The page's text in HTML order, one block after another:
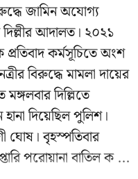
জামিন অযোগ্য
দিল্লীর আদালত। ২০২১
কর্মসূচিতে অংশ
বিরুদ্ধে মামলা দায়ের
দিল্লিতে
দিয়েছিল পুলিশ।
ঘোষ। বৃহস্পতিবার
পরোয়ানা বাতিল ক ...